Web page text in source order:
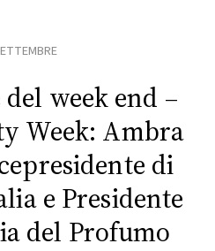
week end –
Week: Ambra
di
e Presidente
del Profumo